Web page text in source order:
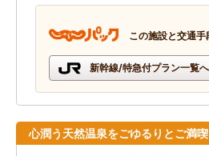
この施設と交通
新幹線/特急付プラン一覧へ
心潤う天然温泉をごゆるりとご満